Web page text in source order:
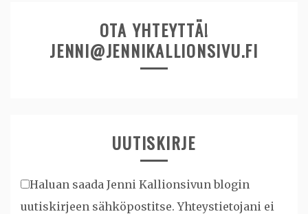
OTA YHTEYTTÄ!
JENNI@JENNIKALLIONSIVU.FI
UUTISKIRJE
Haluan saada Jenni Kallionsivun blogin
uutiskirjeen sähköpostitse. Yhteystietojani ei